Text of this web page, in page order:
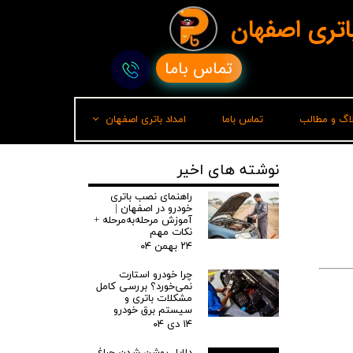
و مطالب تماس باما امداد باتری اصفهان
تماس باما
اصفهان
نوشته های اخیر
راهنمای نصب باتری
خودرو در اصفهان |
آموزش مرحله‌به‌مرحله +
نکات مهم
۲۴ بهمن ۰۴
چرا خودرو استارت
نمی‌خورد؟ بررسی کامل
مشکلات باتری و
سیستم برق خودرو
۱۴ دی ۰۴